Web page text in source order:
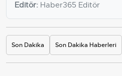
Editör: Haber365 Editör
Son Dakika Son Dakika Haberleri